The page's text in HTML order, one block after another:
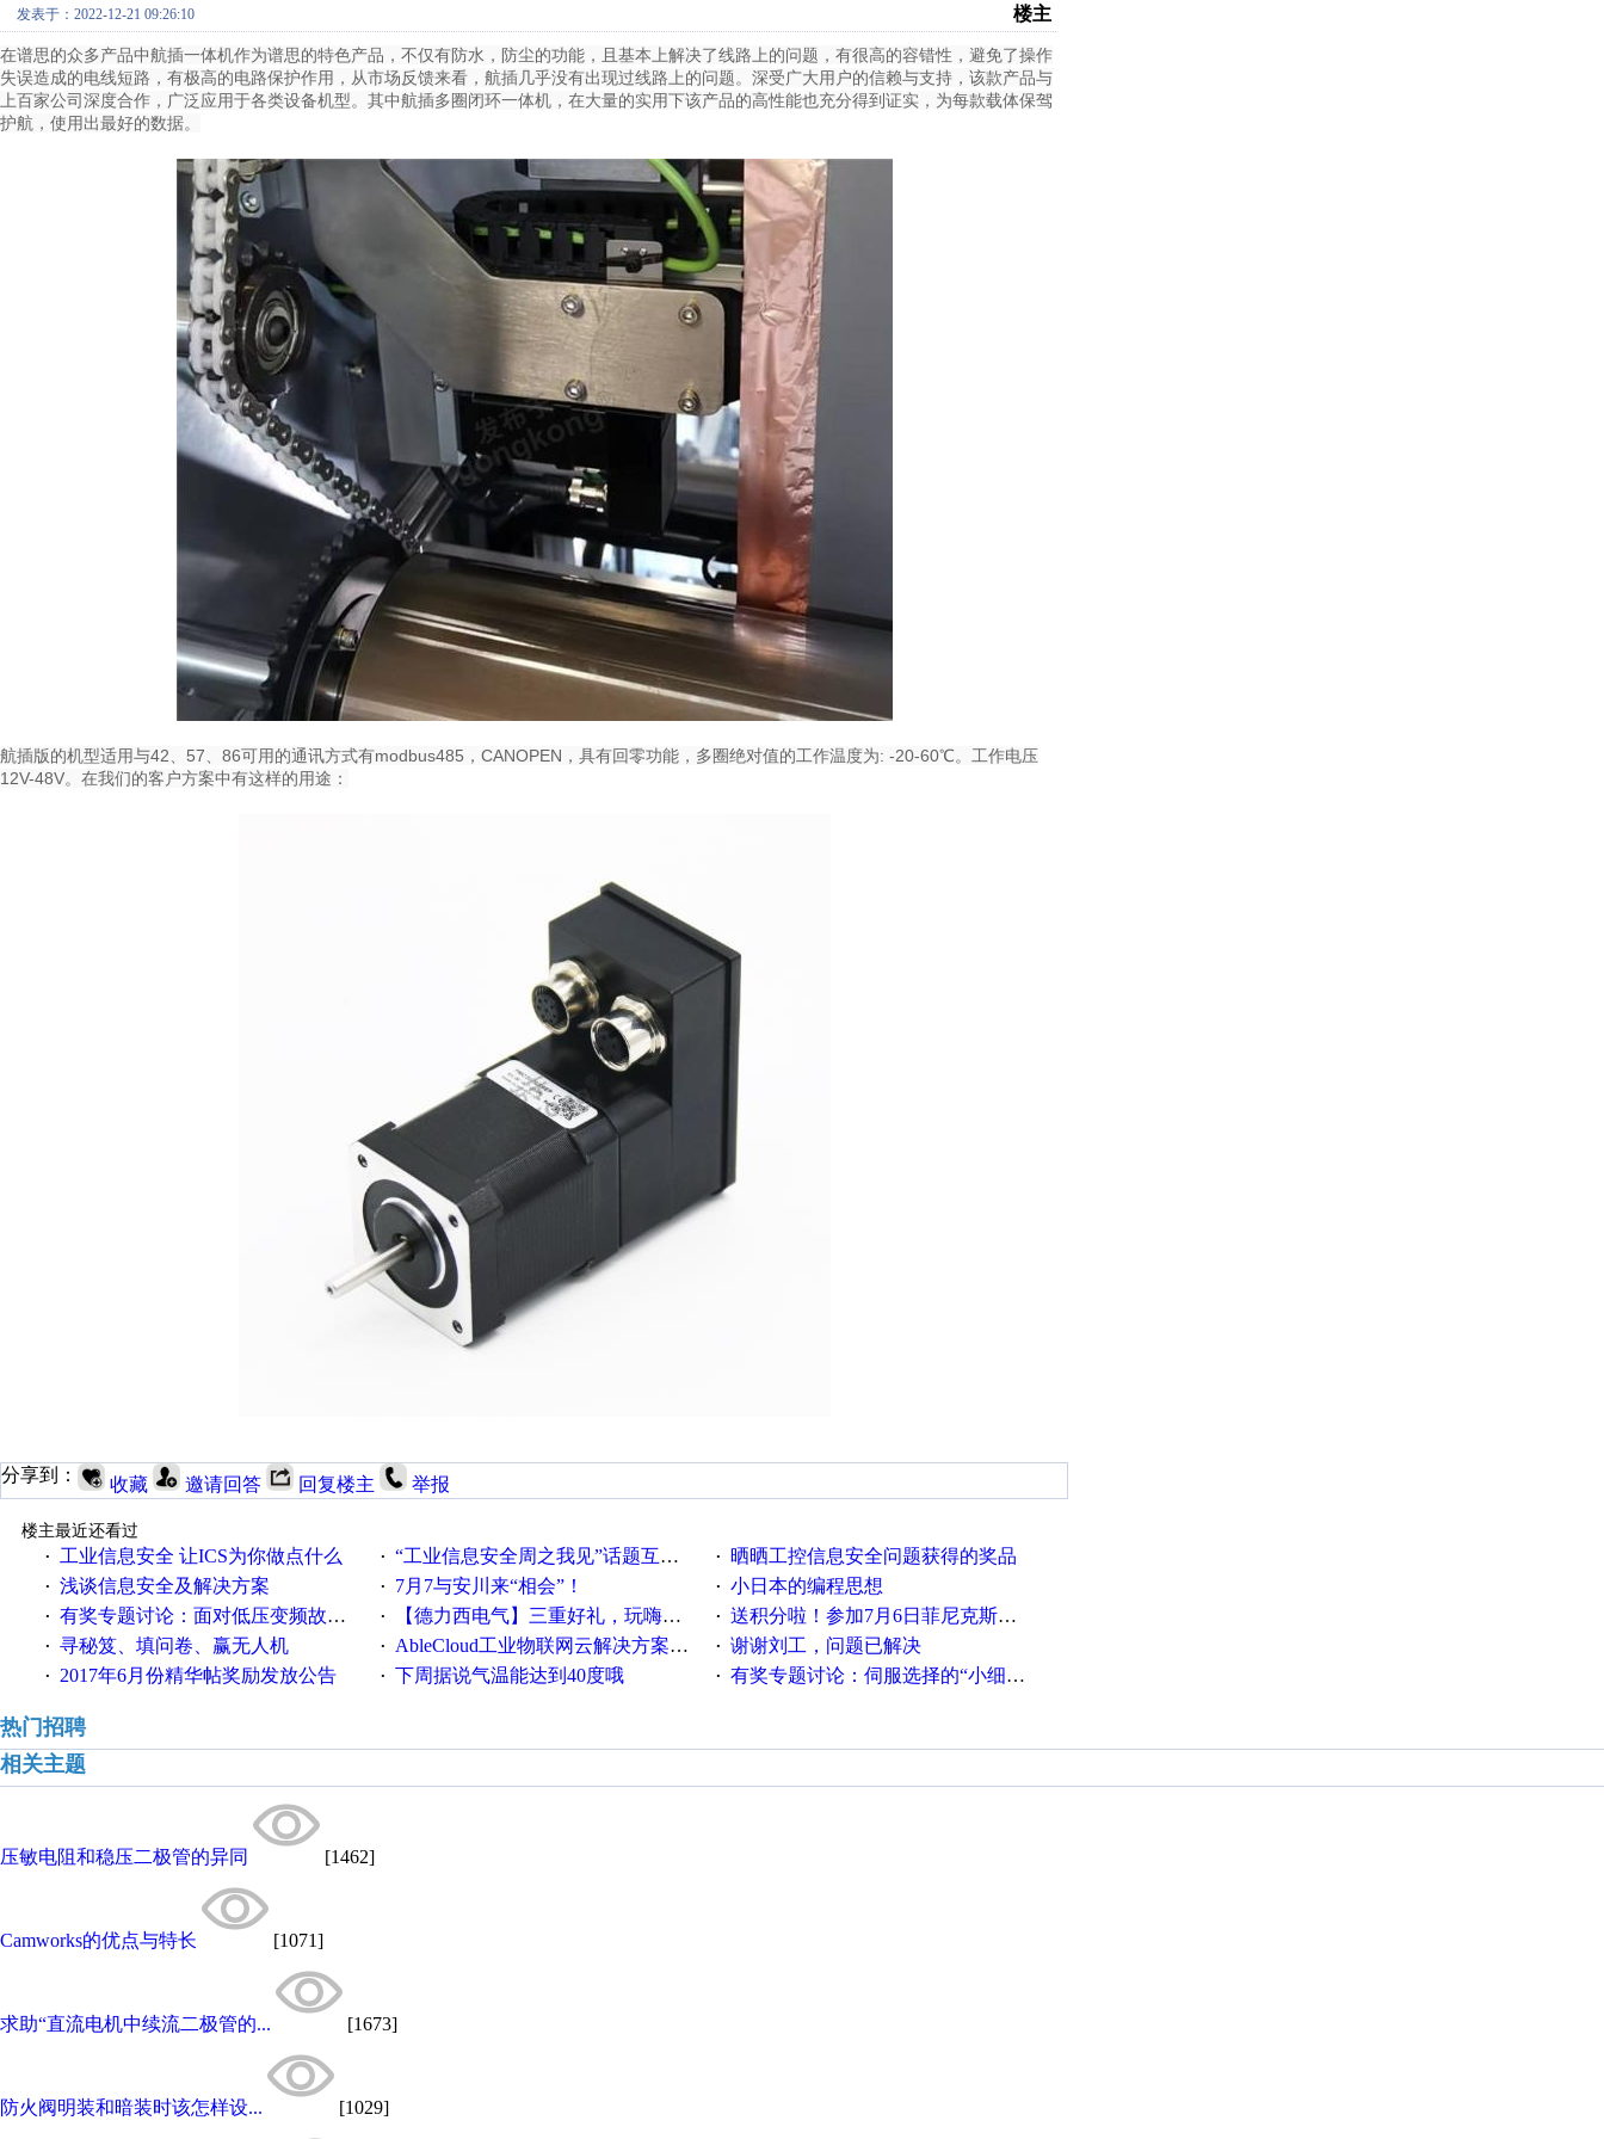
发表于：2022-12-21 09:26:10 楼主
在谱思的众多产品中航插一体机作为谱思的特色产品，不仅有防水，防尘的功能，且基本上解决了线路上的问题，有很高的容错性，避免了操作
失误造成的电线短路，有极高的电路保护作用，从市场反馈来看，航插几乎没有出现过线路上的问题。深受广大用户的信赖与支持，该款产品与
上百家公司深度合作，广泛应用于各类设备机型。其中航插多圈闭环一体机，在大量的实用下该产品的高性能也充分得到证实，为每款载体保驾
护航，使用出最好的数据。
航插版的机型适用与42、57、86可用的通讯方式有modbus485，CANOPEN，具有回零功能，多圈绝对值的工作温度为: -20-60℃。工作电压
12V-48V。在我们的客户方案中有这样的用途：
分享到： 收藏 邀请回答 回复楼主 举报
楼主最近还看过
·
工业信息安全 让ICS为你做点什么 · “工业信息安全周之我见”话题互动获奖名单发布公告 · 晒晒工控信息安全问题获得的奖品
· 浅谈信息安全及解决方案 · 7月7与安川来“相会”！ · 小日本的编程思想
· 有奖专题讨论：面对低压变频故障，老手是这样解决的！ · 【德力西电气】三重好礼，玩嗨夏日！ · 送积分啦！参加7月6日菲尼克斯在线研讨会即得
· 寻秘笈、填问卷、赢无人机 · AbleCloud工业物联网云解决方案实践及应用 · 谢谢刘工，问题已解决
· 2017年6月份精华帖奖励发放公告 · 下周据说气温能达到40度哦 · 有奖专题讨论：伺服选择的“小细节大学问”奖励公告
热门招聘
相关主题
压敏电阻和稳压二极管的异同 [1462]
Camworks的优点与特长 [1071]
求助“直流电机中续流二极管的... [1673]
防火阀明装和暗装时该怎样设... [1029]